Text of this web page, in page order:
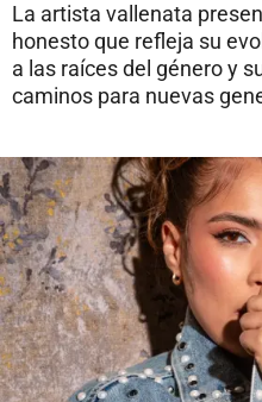
La artista vallenata
honesto que refleja su
a las raíces del género y
caminos para nuevas